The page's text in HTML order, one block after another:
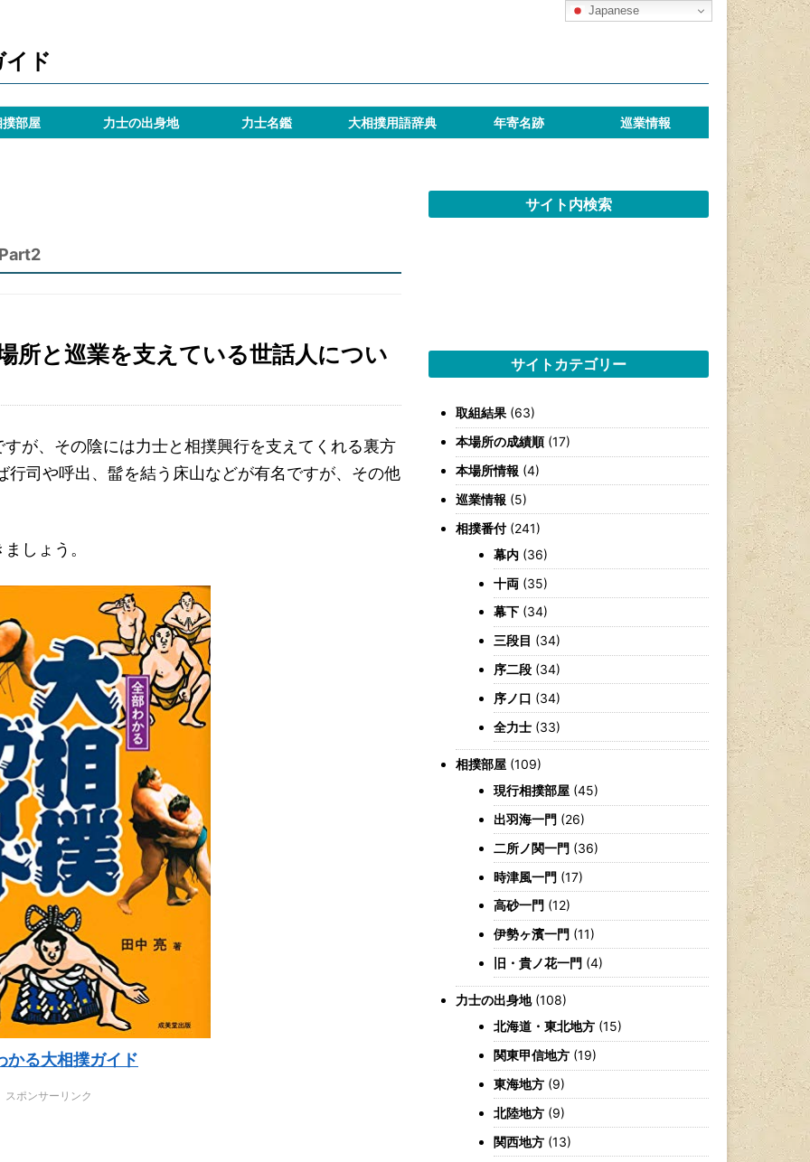
ド
部屋 力士の出身地 力士名鑑 大相撲用語辞典 年寄名跡 巡業情報
所と巡業を支えている世話人につい
が、その陰には力士と相撲興行を支えてくれる裏方
司や呼出、髷を結う床山などが有名ですが、その他
しょう。
かる大相撲ガイド
スポンサーリンク
サイト内検索
サイトカテゴリー
取組結果 (63)
本場所の成績順(17)
本場所情報 (4)
巡業情報 (5)
相撲番付(241)
幕内 (36)
十両 (35)
幕下 (34)
三段目 (34)
序二段 (34)
序ノ口 (34)
全力士 (33)
相撲部屋 (109)
現行相撲部屋 (45)
出羽海一門 (26)
二所ノ関一門 (36)
時津風一門 (17)
高砂一門 (12)
伊勢ヶ濱一門 (11)
旧・貴ノ花一門 (4)
力士の出身地(108)
北海道・東北地方 (15)
関東甲信地方 (19)
東海地方 (9)
北陸地方 (9)
関西地方 (13)
Japanese